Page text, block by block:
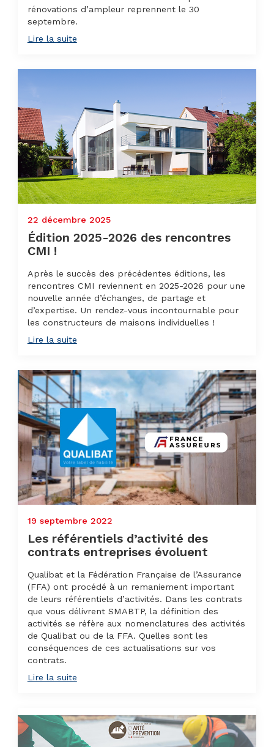
rénovations d’ampleur reprennent le 30
septembre.
Lire la suite
22 décembre 2025
Édition 2025-2026 des rencontres
CMI !
Après le succès des précédentes éditions, les
rencontres CMI reviennent en 2025-2026 pour une
nouvelle année d’échanges, de partage et
d’expertise. Un rendez-vous incontournable pour
les constructeurs de maisons individuelles !
Lire la suite
19 septembre 2022
Les référentiels d’activité des
contrats entreprises évoluent
Qualibat et la Fédération Française de l’Assurance
(FFA) ont procédé à un remaniement important
de leurs référentiels d’activités. Dans les contrats
que vous délivrent SMABTP, la définition des
activités se réfère aux nomenclatures des activités
de Qualibat ou de la FFA. Quelles sont les
conséquences de ces actualisations sur vos
contrats.
Lire la suite